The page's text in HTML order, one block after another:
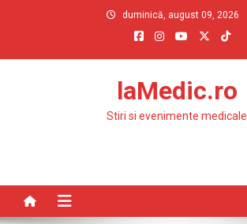
duminică, august 09, 2026
laMedic.ro
Stiri si evenimente medicale